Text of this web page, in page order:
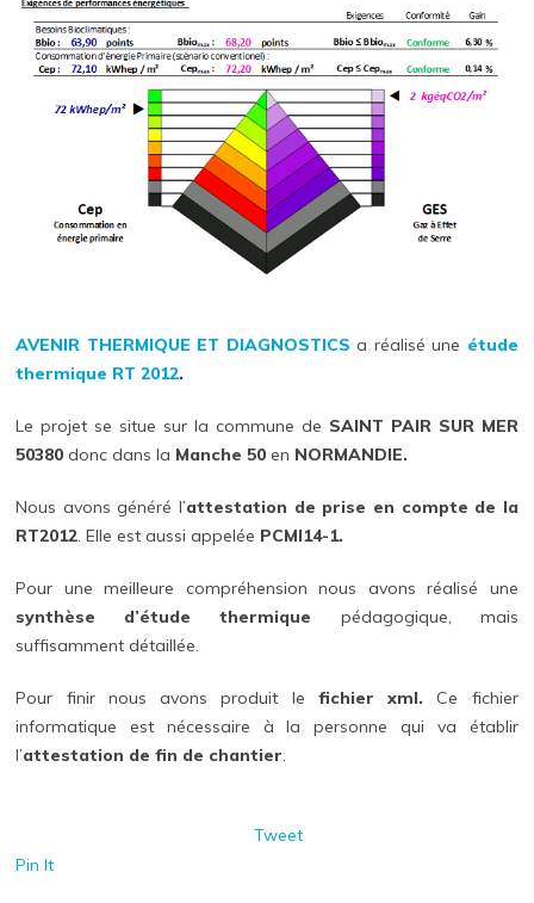
AVENIR THERMIQUE ET DIAGNOSTICS a réalisé une étude
thermique RT 2012.
Le projet se situe sur la commune de SAINT PAIR SUR MER
50380 donc dans la Manche 50en NORMANDIE.
Nous avons généré l’attestation de prise en compte de la
RT2012. Elle est aussi appelée PCMI14-1.
Pour une meilleure compréhension nous avons réalisé une
synthèse d’étude thermique pédagogique, mais
suffisamment détaillée.
Pour finir nous avons produit le fichier xml. Ce fichier
informatique est nécessaire à la personne qui va établir
l’attestation de fin de chantier.
Tweet
Pin It